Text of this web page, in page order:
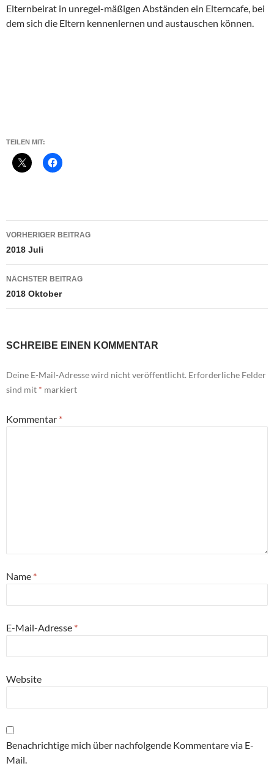
Elternbeirat in unregel-mäßigen Abständen ein Elterncafe, bei
dem sich die Eltern kennenlernen und austauschen können.
TEILEN MIT:
Beitragsnavigation
VORHERIGER BEITRAG
2018 Juli
NÄCHSTER BEITRAG
2018 Oktober
SCHREIBE EINEN KOMMENTAR
Deine E-Mail-Adresse wird nicht veröffentlicht. Erforderliche Felder
sind mit * markiert
Kommentar *
Name *
E-Mail-Adresse *
Website
Benachrichtige mich über nachfolgende Kommentare via E-
Mail.